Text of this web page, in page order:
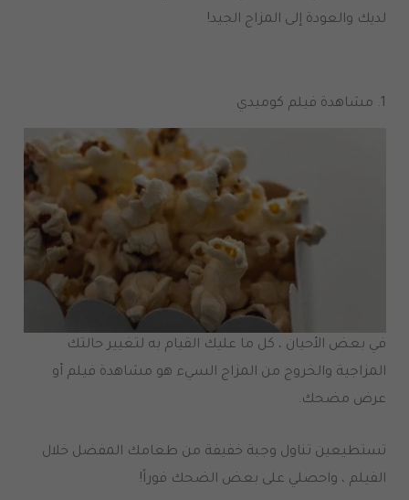
لديك والعودة إلى المزاج الجيد!
1. مشاهدة فيلم كوميدي
في بعض الأحيان ، كل ما عليك القيام به لتغيير حالتك
المزاجية والخروج من المزاج السيء هو مشاهدة فيلم أو
عرض مضحك.
تستطيعين تناول وجبة خفيفة من طعامك المفضل خلال
الفيلم ، واحصلي على بعض الضحك فوراً!